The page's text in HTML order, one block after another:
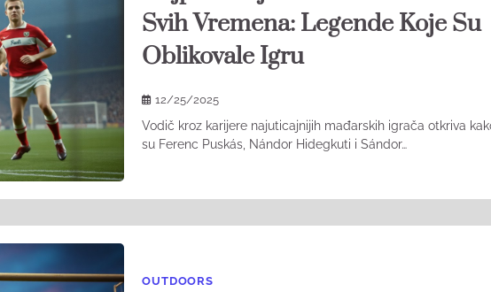
Svih Vremena: Legende Koje Su
Oblikovale Igru
12/25/2025
Vodič kroz karijere najuticajnijih mađarskih igrača otkriva
su Ferenc Puskás, Nándor Hidegkuti i Sándor…
OUTDOORS